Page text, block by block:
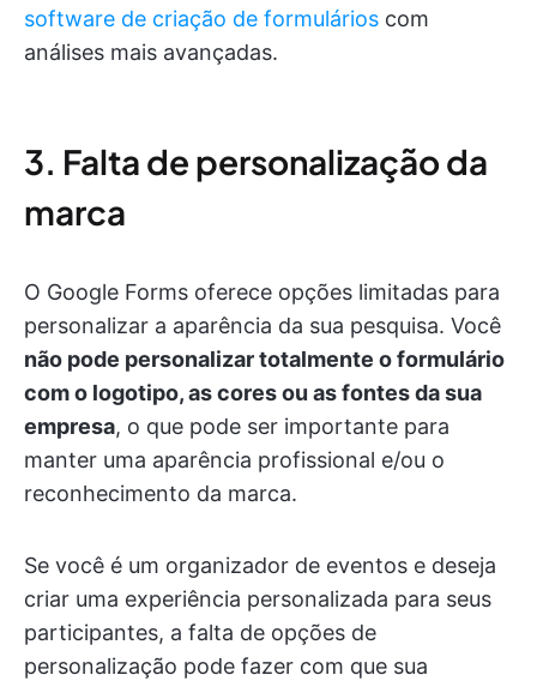
software de criação de formulários com
análises mais avançadas.
3. Falta de personalização da
marca
O Google Forms oferece opções limitadas para
personalizar a aparência da sua pesquisa. Você
não pode personalizar totalmente o formulário
com o logotipo, as cores ou as fontes da sua
empresa, o que pode ser importante para
manter uma aparência profissional e/ou o
reconhecimento da marca.
Se você é um organizador de eventos e deseja
criar uma experiência personalizada para seus
participantes, a falta de opções de
personalização pode fazer com que sua